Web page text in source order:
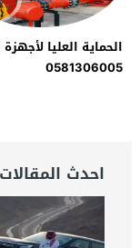
الحماية العليا
0581306005
احدث المقالات